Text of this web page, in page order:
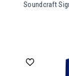
Soundcraft